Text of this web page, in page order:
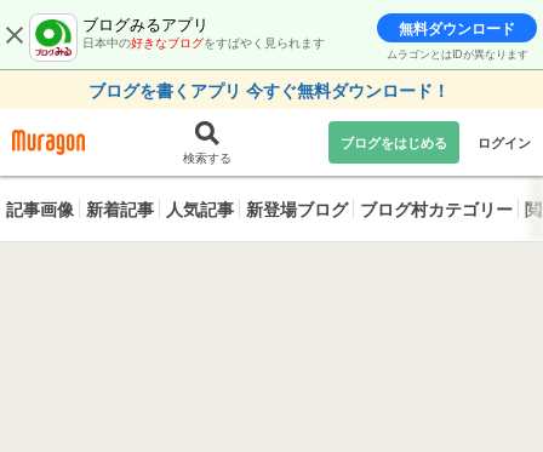
ブログみるアプリ
日本中の好きなブログをすばやく見られます
無料ダウンロード
ムラゴンとはIDが異なります
ブログを書くアプリ 今すぐ無料ダウンロード！
検索する
ブログをはじめる ログイン
記事画像 新着記事 人気記事 新登場ブログ ブログ村カテゴリー